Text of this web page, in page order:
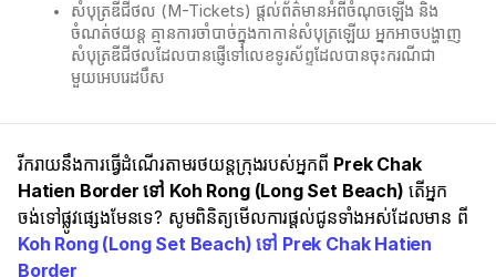
សំបុត្រឌីជីថល (M-Tickets) ផ្តល់ព័ត៌មានអំពីចំណុចឡើង និង
ចំណត់ថយន្ត គ្មានការចាំបាច់ក្នុងកាកាន់សំបុត្រឡើយ​ អ្នកអាចបង្ហាញ
សំបុត្រឌីជីថលដែលបានផ្ញើទៅលេខទូរស័ព្ទដែលបានចុះករណីជា
មួយអេបរេដបឹស
រីករាយនឹងការធ្វើដំណើរតាមរថយន្តក្រុងរបស់អ្នកពី Prek Chak
Hatien Border ទៅ Koh Rong (Long Set Beach) តើអ្នក
ចង់ទៅផ្លូវផ្សេងមែនទេ? សូមពិនិត្យមើលការផ្តល់ជូនទាំងអស់ដែលមាន ពី
Koh Rong (Long Set Beach) ទៅ Prek Chak Hatien
Border